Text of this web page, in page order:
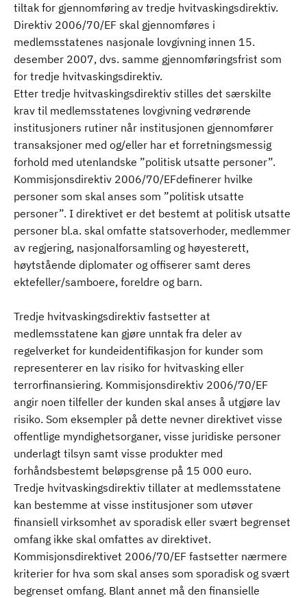
tiltak for gjennomføring av tredje hvitvaskingsdirektiv.
Direktiv 2006/70/EF skal gjennomføres i
medlemsstatenes nasjonale lovgivning innen 15.
desember 2007, dvs. samme gjennomføringsfrist som
for tredje hvitvaskingsdirektiv.
Etter tredje hvitvaskingsdirektiv stilles det særskilte
krav til medlemsstatenes lovgivning vedrørende
institusjoners rutiner når institusjonen gjennomfører
transaksjoner med og/eller har et forretningsmessig
forhold med utenlandske ”politisk utsatte personer”.
Kommisjonsdirektiv 2006/70/EFdefinerer hvilke
personer som skal anses som ”politisk utsatte
personer”. I direktivet er det bestemt at politisk utsatte
personer bl.a. skal omfatte statsoverhoder, medlemmer
av regjering, nasjonalforsamling og høyesterett,
høytstående diplomater og offiserer samt deres
ektefeller/samboere, foreldre og barn.
Tredje hvitvaskingsdirektiv fastsetter at
medlemsstatene kan gjøre unntak fra deler av
regelverket for kundeidentifikasjon for kunder som
representerer en lav risiko for hvitvasking eller
terrorfinansiering. Kommisjonsdirektiv 2006/70/EF
angir noen tilfeller der kunden skal anses å utgjøre lav
risiko. Som eksempler på dette nevner direktivet visse
offentlige myndighetsorganer, visse juridiske personer
underlagt tilsyn samt visse produkter med
forhåndsbestemt beløpsgrense på 15 000 euro.
Tredje hvitvaskingsdirektiv tillater at medlemsstatene
kan bestemme at visse institusjoner som utøver
finansiell virksomhet av sporadisk eller svært begrenset
omfang ikke skal omfattes av direktivet.
Kommisjonsdirektivet 2006/70/EF fastsetter nærmere
kriterier for hva som skal anses som sporadisk og svært
begrenset omfang. Blant annet må den finansielle